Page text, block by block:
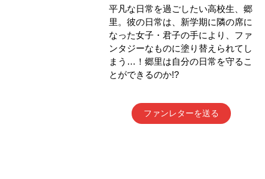
平凡な日常を過ごしたい高校生、郷
里。彼の日常は、新学期に隣の席に
なった女子・君子の手により、ファ
ンタジーなものに塗り替えられてし
まう…！郷里は自分の日常を守るこ
とができるのか!?
ファンレターを送る